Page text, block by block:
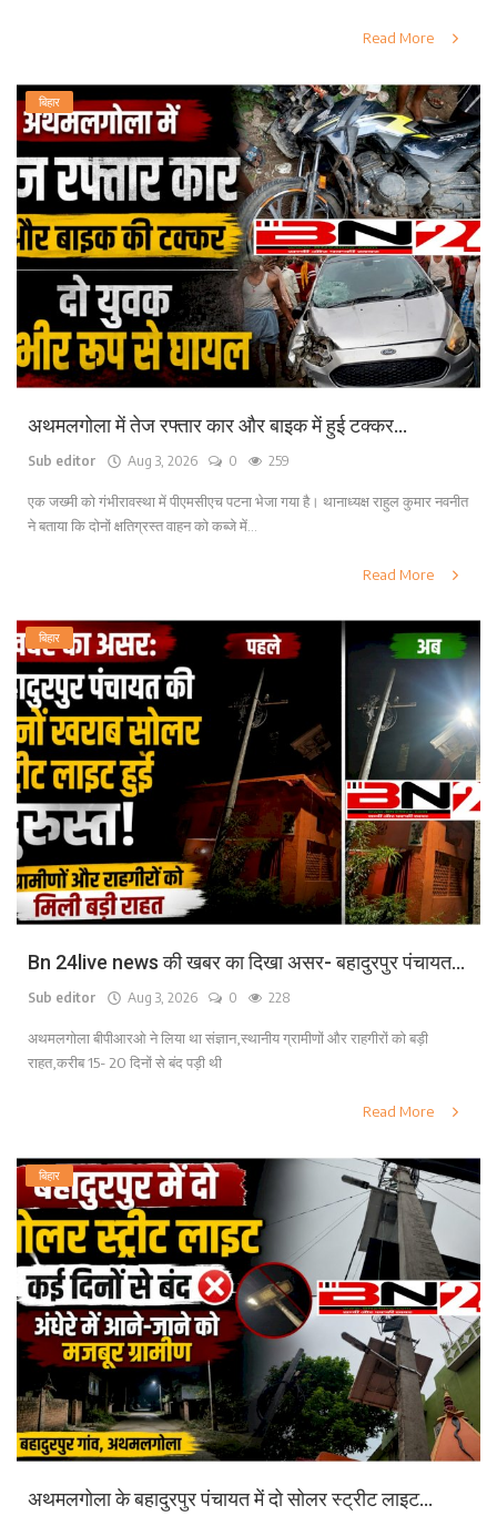
Read More
बिहार
अथमलगोला में तेज रफ्तार कार और बाइक में हुई टक्कर...
Sub editor Aug 3, 2026 0 259
एक जख्मी को गंभीरावस्था में पीएमसीएच पटना भेजा गया है। थानाध्यक्ष राहुल कुमार नवनीत
ने बताया कि दोनों क्षतिग्रस्त वाहन को कब्जे में...
Read More
बिहार
Bn 24live news की खबर का दिखा असर- बहादुरपुर पंचायत...
Sub editor Aug 3, 2026 0 228
अथमलगोला बीपीआरओ ने लिया था संज्ञान,स्थानीय ग्रामीणों और राहगीरों को बड़ी
राहत,करीब 15- 20 दिनों से बंद पड़ी थी
Read More
बिहार
अथमलगोला के बहादुरपुर पंचायत में दो सोलर स्ट्रीट लाइट...